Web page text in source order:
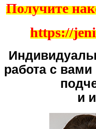
Получите
https://
работа с вами
и